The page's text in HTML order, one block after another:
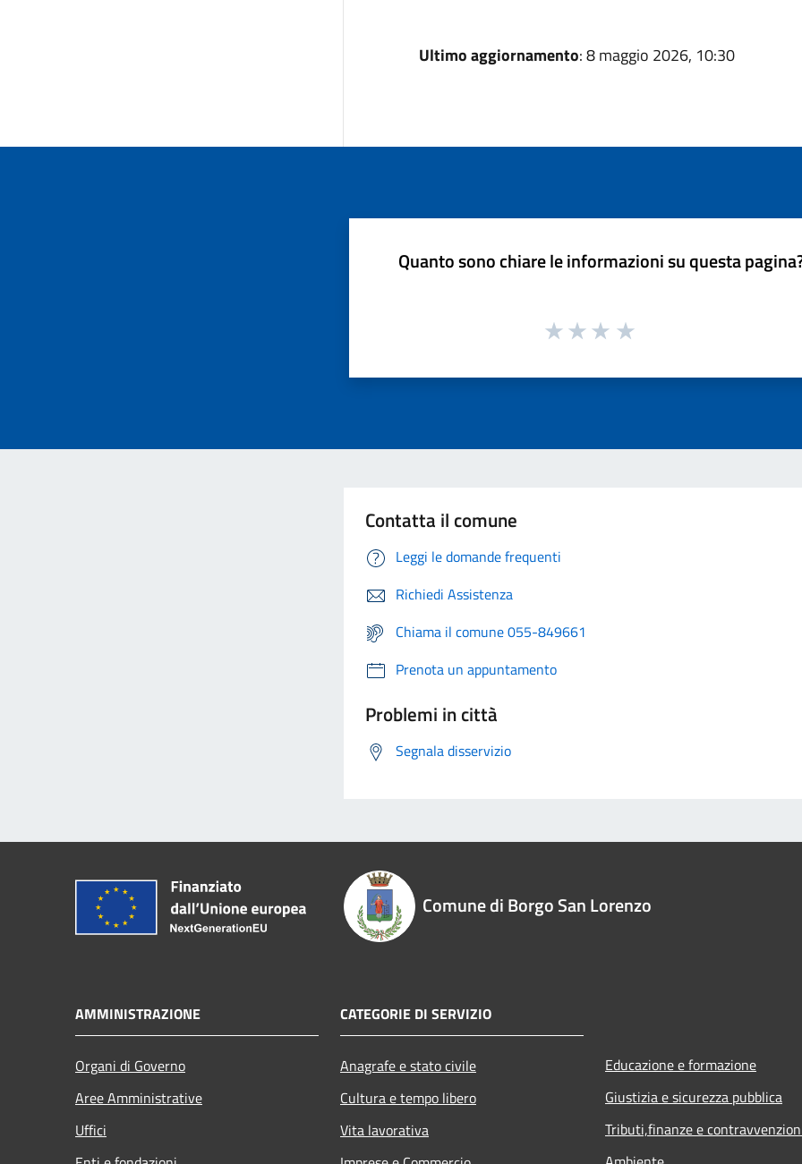
Ultimo aggiornamento: 8 maggio 2026, 10:30
Quanto sono chiare le informazioni su questa
Contatta il comune
Leggi le domande frequenti
Richiedi Assistenza
Chiama il comune 055-849661
Prenota un appuntamento
Problemi in città
Segnala disservizio
Comune di Borgo San Lorenzo
AMMINISTRAZIONE
Organi di Governo
Aree Amministrative
Uffici
CATEGORIE DI SERVIZIO
Anagrafe e stato civile
Cultura e tempo libero
Vita lavorativa
Educazione e formazione
Giustizia e sicurezza pubblica
Tributi,finanze e